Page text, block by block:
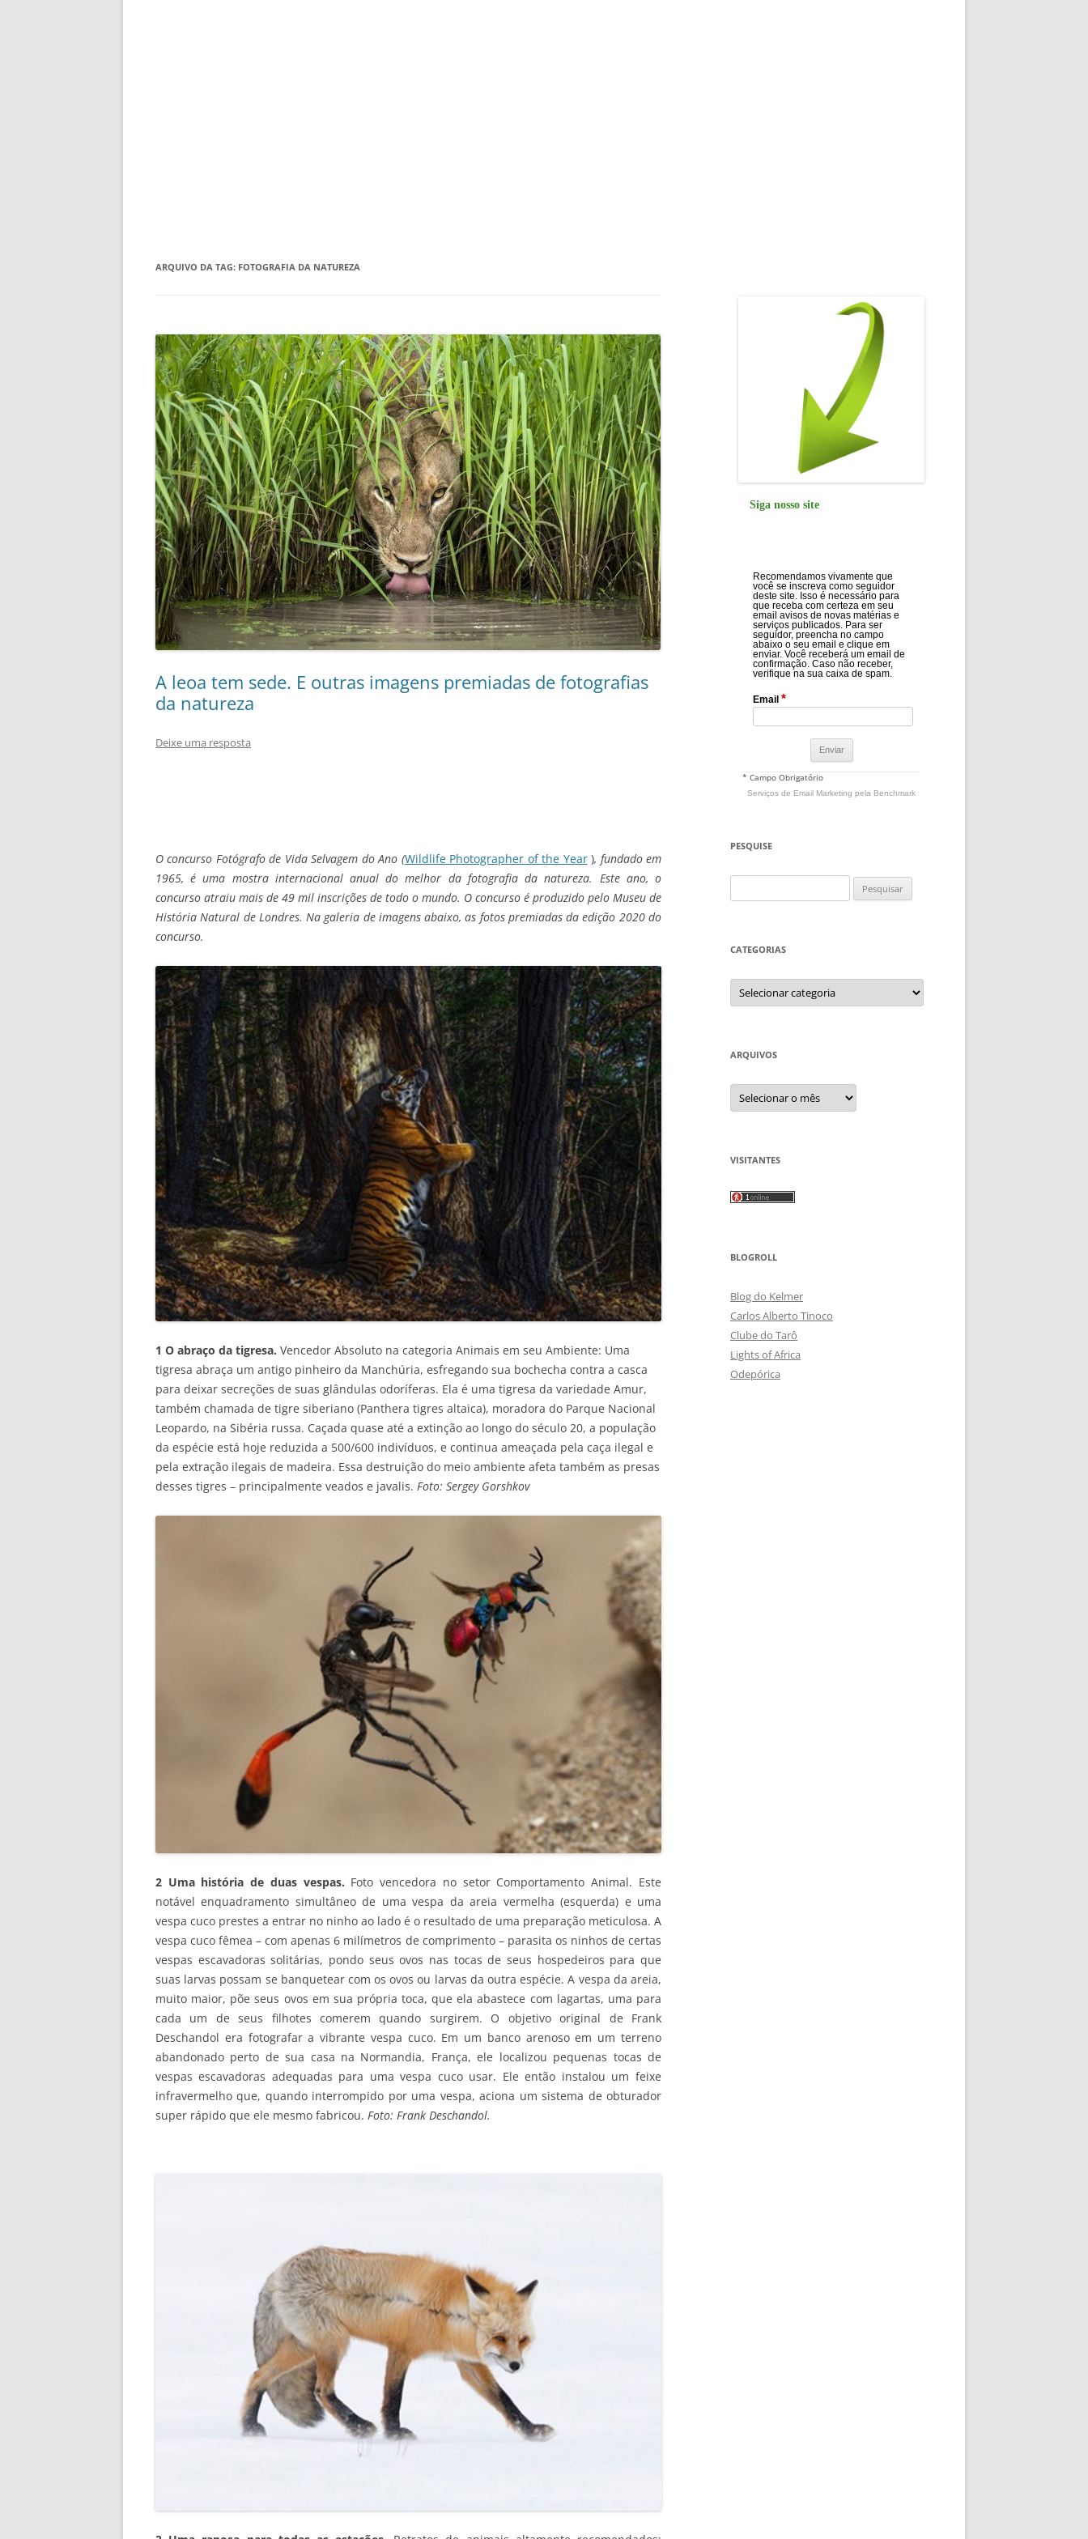
ARQUIVO DA TAG: FOTOGRAFIA DA NATUREZA
A leoa tem sede. E outras imagens premiadas de fotografias
da natureza
Deixe uma resposta
O concurso Fotógrafo de Vida Selvagem do Ano (Wildlife Photographer of the Year), fundado em
1965, é uma mostra internacional anual do melhor da fotografia da natureza. Este ano, o
concurso atraiu mais de 49 mil inscrições de todo o mundo. O concurso é produzido pelo Museu de
História Natural de Londres. Na galeria de imagens abaixo, as fotos premiadas da edição 2020 do
concurso.
1 O abraço da tigresa. Vencedor Absoluto na categoria Animais em seu Ambiente: Uma
tigresa abraça um antigo pinheiro da Manchúria, esfregando sua bochecha contra a casca
para deixar secreções de suas glândulas odoríferas. Ela é uma tigresa da variedade Amur,
também chamada de tigre siberiano (Panthera tigres altaica), moradora do Parque Nacional
Leopardo, na Sibéria russa. Caçada quase até a extinção ao longo do século 20, a população
da espécie está hoje reduzida a 500/600 indivíduos, e continua ameaçada pela caça ilegal e
pela extração ilegais de madeira. Essa destruição do meio ambiente afeta também as presas
desses tigres – principalmente veados e javalis. Foto: Sergey Gorshkov
2 Uma história de duas vespas. Foto vencedora no setor Comportamento Animal. Este
notável enquadramento simultâneo de uma vespa da areia vermelha (esquerda) e uma
vespa cuco prestes a entrar no ninho ao lado é o resultado de uma preparação meticulosa. A
vespa cuco fêmea – com apenas 6 milímetros de comprimento – parasita os ninhos de certas
vespas escavadoras solitárias, pondo seus ovos nas tocas de seus hospedeiros para que
suas larvas possam se banquetear com os ovos ou larvas da outra espécie. A vespa da areia,
muito maior, põe seus ovos em sua própria toca, que ela abastece com lagartas, uma para
cada um de seus filhotes comerem quando surgirem. O objetivo original de Frank
Deschandol era fotografar a vibrante vespa cuco. Em um banco arenoso em um terreno
abandonado perto de sua casa na Normandia, França, ele localizou pequenas tocas de
vespas escavadoras adequadas para uma vespa cuco usar. Ele então instalou um feixe
infravermelho que, quando interrompido por uma vespa, aciona um sistema de obturador
super rápido que ele mesmo fabricou. Foto: Frank Deschandol.
Siga nosso site
Recomendamos vivamente que
você se inscreva como seguidor
deste site. Isso é necessário para
que receba com certeza em seu
email avisos de novas matérias e
serviços publicados. Para ser
seguidor, preencha no campo
abaixo o seu email e clique em
enviar. Você receberá um email de
confirmação. Caso não receber,
verifique na sua caixa de spam.
Email *
* Campo Obrigatório
Serviços de Email Marketing pela Benchmark
PESQUISE
por:
CATEGORIAS
Categorias
ARQUIVOS
Arquivos
VISITANTES
BLOGROLL
Blog do Kelmer
Carlos Alberto Tinoco
Clube do Tarô
Lights of Africa
Odepórica